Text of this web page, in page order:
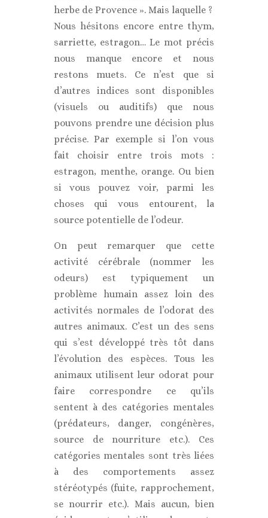
herbe de Provence ». Mais laquelle ?
Nous hésitons encore entre thym,
sarriette, estragon… Le mot précis
nous manque encore et nous
restons muets. Ce n’est que si
d’autres indices sont disponibles
(visuels ou auditifs) que nous
pouvons prendre une décision plus
précise. Par exemple si l’on vous
fait choisir entre trois mots :
estragon, menthe, orange. Ou bien
si vous pouvez voir, parmi les
choses qui vous entourent, la
source potentielle de l’odeur.
On peut remarquer que cette
activité cérébrale (nommer les
odeurs) est typiquement un
problème humain assez loin des
activités normales de l’odorat des
autres animaux. C’est un des sens
qui s’est développé très tôt dans
l’évolution des espèces. Tous les
animaux utilisent leur odorat pour
faire correspondre ce qu’ils
sentent à des catégories mentales
(prédateurs, danger, congénères,
source de nourriture etc.). Ces
catégories mentales sont très liées
à des comportements assez
stéréotypés (fuite, rapprochement,
se nourrir etc.). Mais aucun, bien